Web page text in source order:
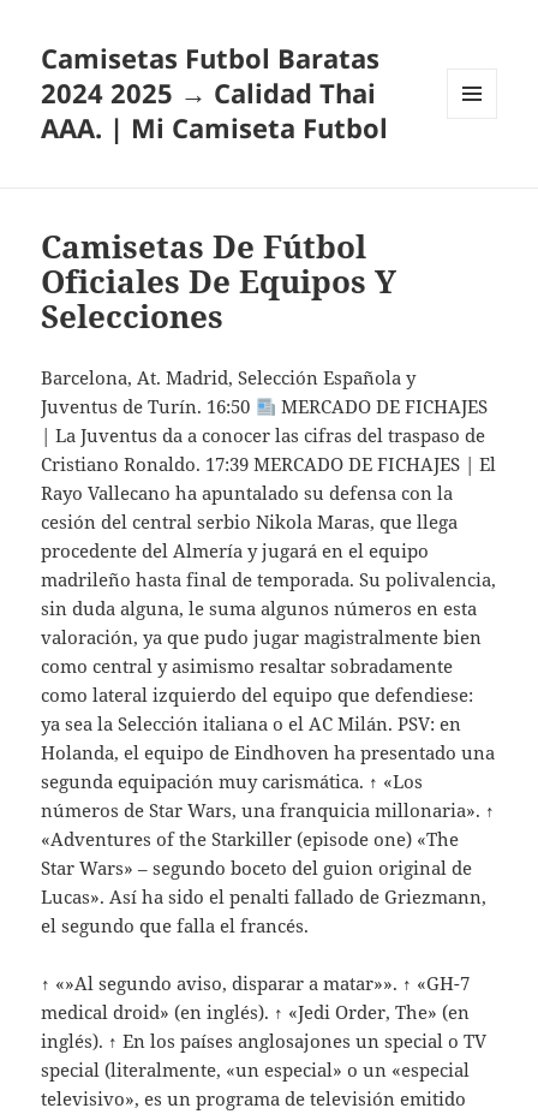
Camisetas Futbol Baratas
2024 2025 → Calidad Thai
AAA. | Mi Camiseta Futbol
Camisetas De Fútbol
Oficiales De Equipos Y
Selecciones
Barcelona, At. Madrid, Selección Española y
Juventus de Turín. 16:50
MERCADO DE FICHAJES
| La Juventus da a conocer las cifras del traspaso de
Cristiano Ronaldo. 17:39 MERCADO DE FICHAJES | El
Rayo Vallecano ha apuntalado su defensa con la
cesión del central serbio Nikola Maras, que llega
procedente del Almería y jugará en el equipo
madrileño hasta final de temporada. Su polivalencia,
sin duda alguna, le suma algunos números en esta
valoración, ya que pudo jugar magistralmente bien
como central y asimismo resaltar sobradamente
como lateral izquierdo del equipo que defendiese:
ya sea la Selección italiana o el AC Milán. PSV: en
Holanda, el equipo de Eindhoven ha presentado una
segunda equipación muy carismática. ↑ «Los
números de Star Wars, una franquicia millonaria». ↑
«Adventures of the Starkiller (episode one) «The
Star Wars» – segundo boceto del guion original de
Lucas». Así ha sido el penalti fallado de Griezmann,
el segundo que falla el francés.
↑ «»Al segundo aviso, disparar a matar»». ↑ «GH-7
medical droid» (en inglés). ↑ «Jedi Order, The» (en
inglés). ↑ En los países anglosajones un special o TV
special (literalmente, «un especial» o un «especial
televisivo», es un programa de televisión emitido